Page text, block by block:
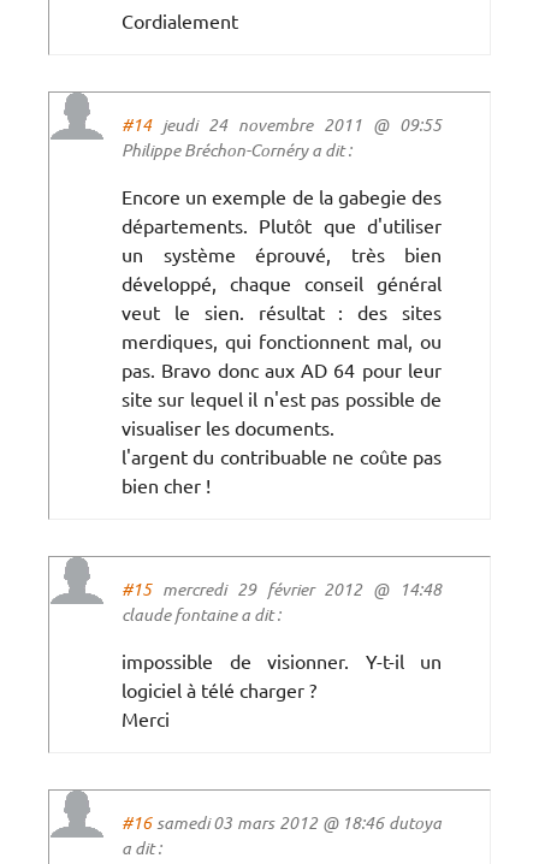
Cordialement
#14jeudi 24 novembre 2011 @ 09:55
Philippe Bréchon-Cornéry a dit :
Encore un exemple de la gabegie des
départements. Plutôt que d'utiliser
un système éprouvé, très bien
développé, chaque conseil général
veut le sien. résultat : des sites
merdiques, qui fonctionnent mal, ou
pas. Bravo donc aux AD 64 pour leur
site sur lequel il n'est pas possible de
visualiser les documents.
l'argent du contribuable ne coûte pas
bien cher !
#15mercredi 29 février 2012 @ 14:48
claude fontaine a dit :
impossible de visionner. Y-t-il un
logiciel à télé charger ?
Merci
#16samedi 03 mars 2012 @ 18:46 dutoya
a dit :